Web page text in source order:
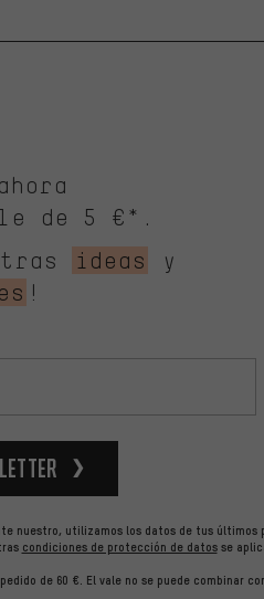
de 5 €*.
ideas
y
!
nuestro, utilizamos los datos de tus últimos
condiciones de protección de datosse
de 60 €. El vale no se puede combinar